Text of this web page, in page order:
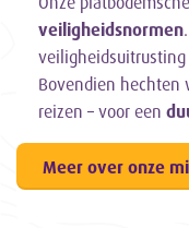
veiligheidsnormen
Bovendien hechten
reizen – voor een
Meer over onze